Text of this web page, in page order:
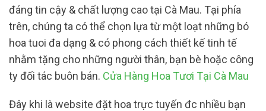
đáng tin cậy & chất lượng cao tại Cà Mau. Tại phía
trên, chúng ta có thể chọn lựa từ một loạt những bó
hoa tuoi đa dạng & có phong cách thiết kế tinh tế
nhằm tặng cho những người thân, bạn bè hoặc công
ty đối tác buôn bán. Cửa Hàng Hoa Tươi Tại Cà Mau
Đây khi là website đặt hoa trực tuyến đc nhiều bạn